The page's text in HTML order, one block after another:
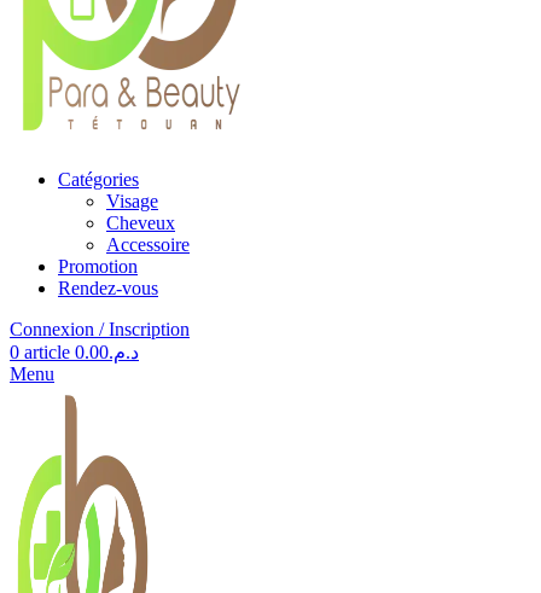
Catégories
Visage
Cheveux
Accessoire
Promotion
Rendez-vous
Connexion / Inscription
0 article د.م.0.00
Menu